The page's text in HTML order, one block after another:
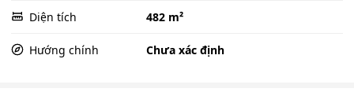
Diện tích 482 m²
Hướng chính Chưa xác định